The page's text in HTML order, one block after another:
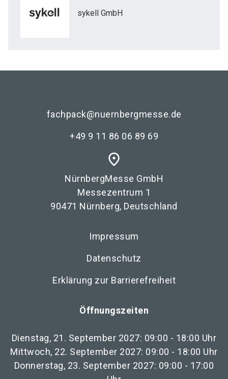
sykell GmbH
fachpack@nuernbergmesse.de
+49 9 11 86 06 89 69
place
NürnbergMesse GmbH
Messezentrum 1
90471 Nürnberg, Deutschland
Impressum
Datenschutz
Erklärung zur Barrierefreiheit
Öffnungszeiten
Dienstag, 21. September 2027: 09:00 - 18:00 Uhr
Mittwoch, 22. September 2027: 09:00 - 18:00 Uhr
Donnerstag, 23. September 2027: 09:00 - 17:00